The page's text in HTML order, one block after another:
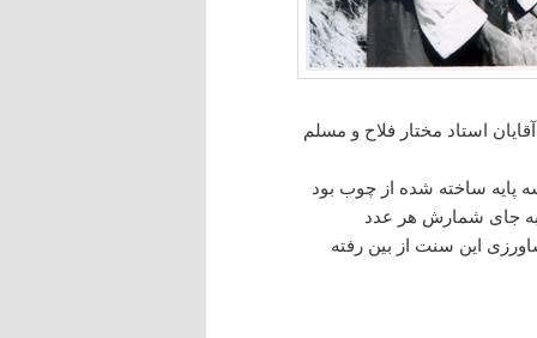
استاد مختار فلاح و مسلم
پایه ساخته شده از چوب بود
به جای شمارش هر عدد
این سنت از بین رفته